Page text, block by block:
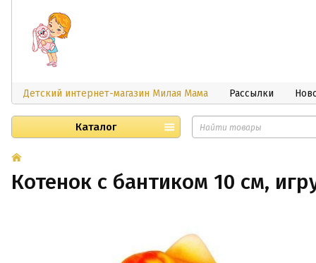
Детский интернет-магазин Милая Мама Рассылки
Каталог
Котенок с бантиком 10 см,